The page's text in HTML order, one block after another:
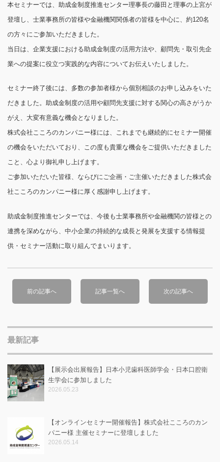
本セミナーでは、助成金制度推進センター理事長の藤田と理事の上宮が
登壇し、士業事務所の皆様や金融機関関係者の皆様を中心に、約120名
の方々にご参加いただきました。
当日は、企業支援における助成金制度の活用方法や、顧問先・取引先企
業への提案に役立つ実践的な内容についてお伝えいたしました。
セミナー終了後には、多数の参加者様から個別相談のお申し込みをいた
だきました。助成金制度の活用や顧問先支援に対する関心の高さがうか
がえ、大変有意義な機会となりました。
株式会社こころのカンパニー様には、これまでも継続的にセミナー開催
の機会をいただいており、この度も貴重な機会をご提供いただきました
こと、心より御礼申し上げます。
ご参加いただいた皆様、ならびにご企画・ご主催いただきました株式会
社こころのカンパニー様に厚く感謝申し上げます。
助成金制度推進センターでは、今後も士業事務所や金融機関の皆様との
連携を深めながら、中小企業の持続的な成長と発展を支援する情報提
供・セミナー活動に取り組んでまいります。
前の記事へ 記事一覧へ 次の記事へ
最新記事
【展示会出展報告】日本小児歯科医師学会・日本口腔衛
生学会に参加しました
2026.05.23
【オンラインセミナー開催報告】株式会社こころのカン
パニー様 主催セミナーに登壇しました
2026.05.14